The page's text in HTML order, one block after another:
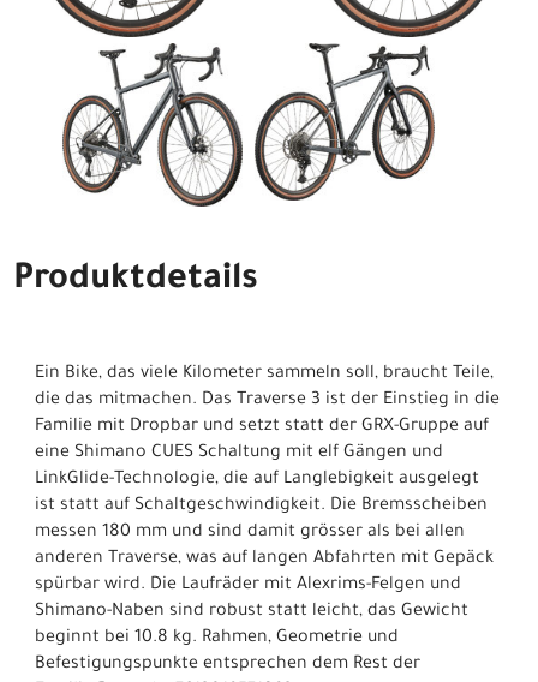
Produktdetails
Ein Bike, das viele Kilometer sammeln soll, braucht Teile,
die das mitmachen. Das Traverse 3 ist der Einstieg in die
Familie mit Dropbar und setzt statt der GRX-Gruppe auf
eine Shimano CUES Schaltung mit elf Gängen und
LinkGlide-Technologie, die auf Langlebigkeit ausgelegt
ist statt auf Schaltgeschwindigkeit. Die Bremsscheiben
messen 180 mm und sind damit grösser als bei allen
anderen Traverse, was auf langen Abfahrten mit Gepäck
spürbar wird. Die Laufräder mit Alexrims-Felgen und
Shimano-Naben sind robust statt leicht, das Gewicht
beginnt bei 10.8 kg. Rahmen, Geometrie und
Befestigungspunkte entsprechen dem Rest der